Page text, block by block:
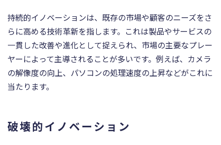
持続的イノベーションは、既存の市場や顧客のニーズをさ
らに高める技術革新を指します。これは製品やサービスの
一貫した改善や進化として捉えられ、市場の主要なプレー
ヤーによって主導されることが多いです。例えば、カメラ
の解像度の向上、パソコンの処理速度の上昇などがこれに
当たります。
破壊的イノベーション